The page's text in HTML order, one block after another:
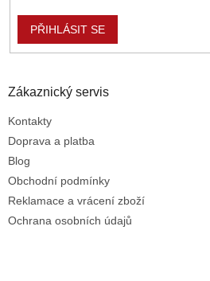
PŘIHLÁSIT SE
Zákaznický servis
Kontakty
Doprava a platba
Blog
Obchodní podmínky
Reklamace a vrácení zboží
Ochrana osobních údajů